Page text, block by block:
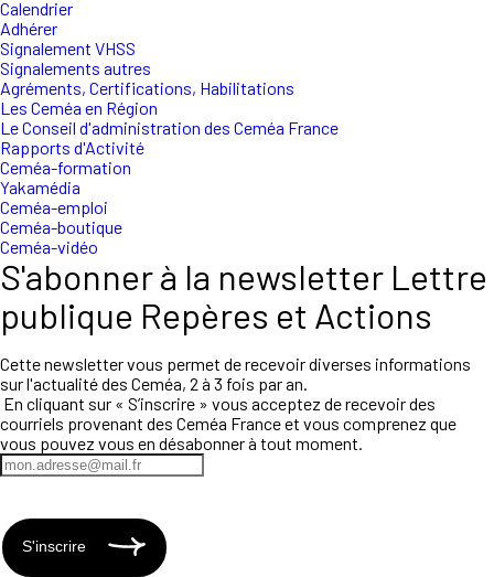
Calendrier
Adhérer
Signalement VHSS
Signalements autres
Agréments, Certifications, Habilitations
Les Ceméa en Région
Le Conseil d'administration des Ceméa France
Rapports d'Activité
Ceméa-formation
Yakamédia
Ceméa-emploi
Ceméa-boutique
Ceméa-vidéo
S'abonner à la newsletter Lettre
publique Repères et Actions
Cette newsletter vous permet de recevoir diverses informations
sur l'actualité des Ceméa, 2 à 3 fois par an.
En cliquant sur « S’inscrire » vous acceptez de recevoir des
courriels provenant des Ceméa France et vous comprenez que
vous pouvez vous en désabonner à tout moment.
S'inscrire